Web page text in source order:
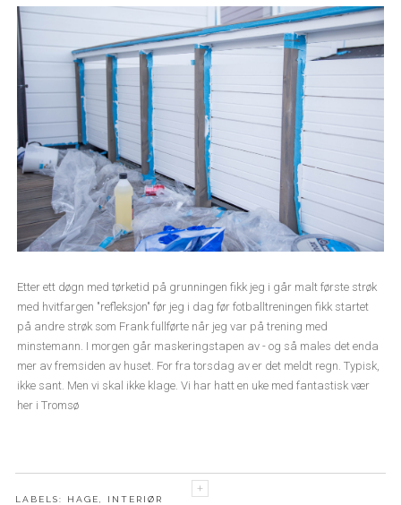
Etter ett døgn med tørketid på grunningen fikk jeg i går malt første strøk
med hvitfargen "refleksjon" før jeg i dag før fotballtreningen fikk startet
på andre strøk som Frank fullførte når jeg var på trening med
minstemann. I morgen går maskeringstapen av - og så males det enda
mer av fremsiden av huset. For fra torsdag av er det meldt regn. Typisk,
ikke sant. Men vi skal ikke klage. Vi har hatt en uke med fantastisk vær
her i Tromsø
LABELS: HAGE INTERIØR